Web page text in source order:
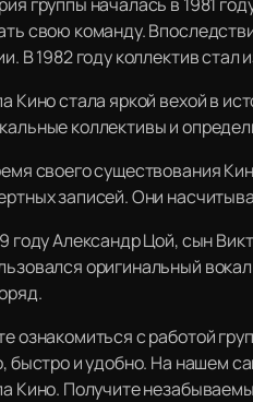
свою команду.
В 1982 году коллектив
Кино стала яркой вехой в
коллективы и
своего существования
записей. Они
году Александр Цой, сын
оригинальный
ознакомиться с работой
быстро и удобно. На нашем
Кино. Получите